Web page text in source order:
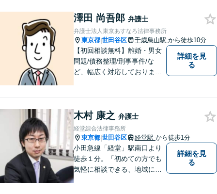
に複雑なお悩みでも、安心し
てご相談ください。※電話は
面談予約のみ。【地域密着型
の法律事務所】
澤田 尚吾郎 弁護士
弁護士法人東京あすなろ法律事務所
東京都|世田谷区 千歳烏山駅 から徒歩10分
【初回相談無料】離婚・男女
問題/債務整理/刑事事件/な
ど、幅広く対応しておりま
した弁護活動を行います。
【電話相談可】
詳細を見
る
木村 康之 弁護士
経堂綜合法律事務所
東京都|世田谷区 経堂駅 から徒歩1分
小田急線「経堂」駅南口より
徒歩１分。「初めての方でも
気軽に相談できる、地域に根
詳細を見
る